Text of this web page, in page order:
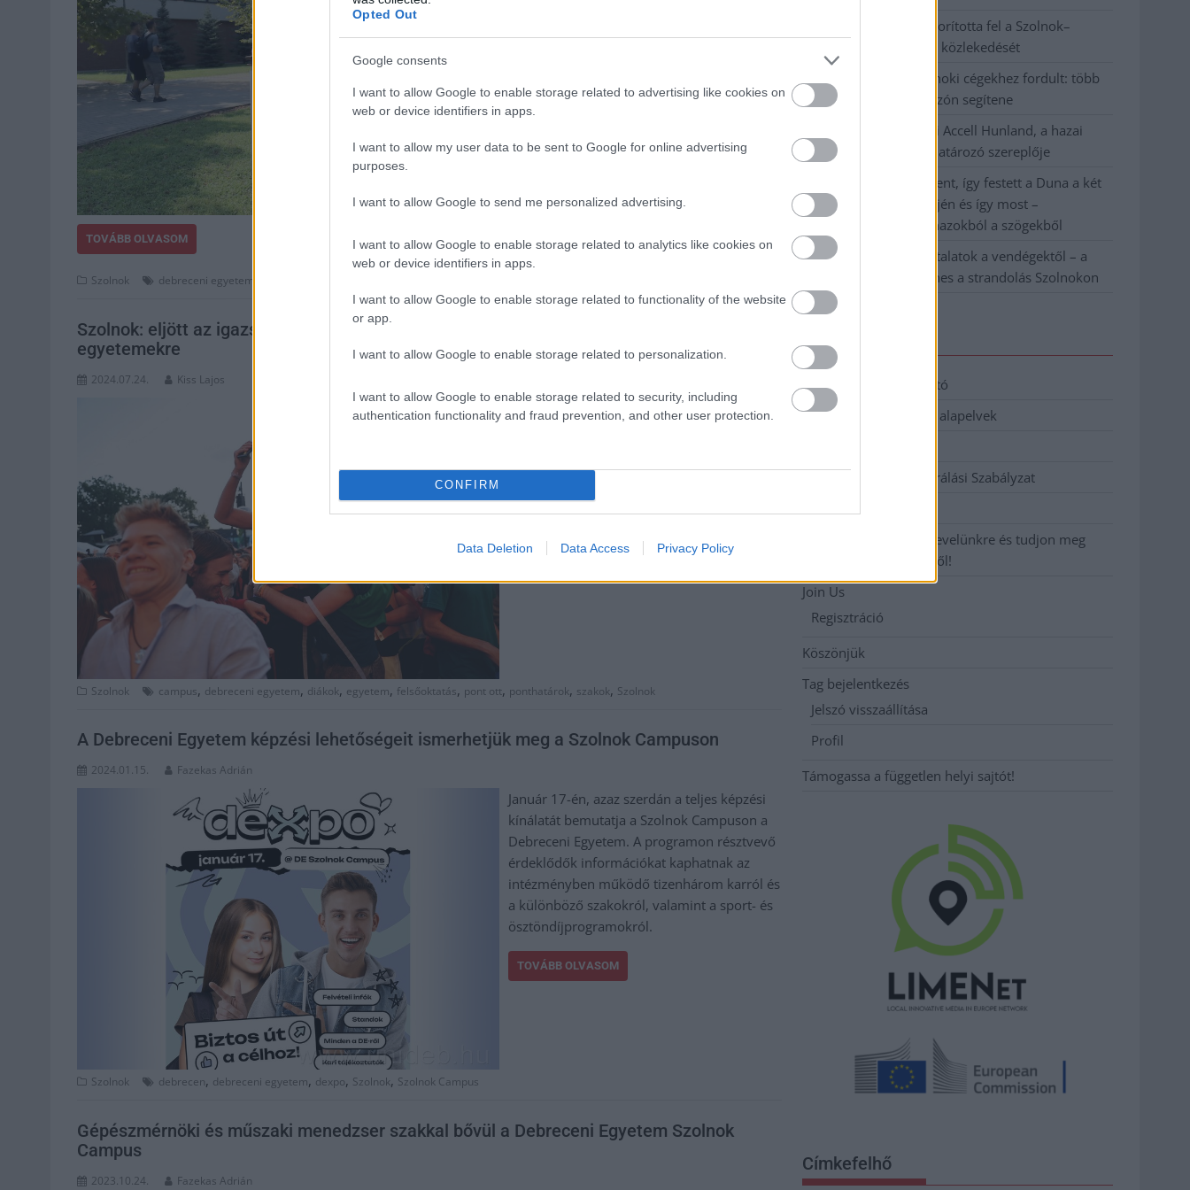
Opted Out
Google consents
I want to allow Google to enable storage related to advertising like cookies on
web or device identifiers in apps.
I want to allow my user data to be sent to Google for online advertising
purposes.
I want to allow Google to send me personalized advertising.
I want to allow Google to enable storage related to analytics like cookies on
web or device identifiers in apps.
I want to allow Google to enable storage related to functionality of the website
or app.
I want to allow Google to enable storage related to personalization.
I want to allow Google to enable storage related to security, including
authentication functionality and fraud prevention, and other user protection.
CONFIRM
Data Deletion Data Access Privacy Policy
mozgalmas, változatos, önállóan végezhető
munkát. Akikhez közel áll a családokkal,
foglalkozás, akik empatikusak, nyitottak az
ugyanakkor magabiztosak.”
TOVÁBB OLVASOM
Szolnok debreceni egyetem
Szolnok: eljött az igazság pillanata, ilyen pontszámokkal lehetett bekerülni idén az
egyetemekre
2024.07.24. Kiss Lajos
A Debreceni Egyetem egyes szakjaira is
már jelen a térképen.
TOVÁBB OLVASOM
Szolnok campus, debreceni egyetem, diákok, egyetem, felsőoktatás, pont ott, ponthatárok, szakok, Szolnok
A Debreceni Egyetem képzési lehetőségeit ismerhetjük meg a Szolnok Campuson
2024.01.15. Fazekas Adrián
Január 17-én, azaz szerdán a teljes képzési
kínálatát bemutatja a Szolnok Campuson a
Debreceni Egyetem. A programon résztvevő
érdeklődők információkat kaphatnak az
intézményben működő tizenhárom karról és
a különböző szakokról, valamint a sport- és
ösztöndíjprogramokról.
TOVÁBB OLVASOM
Szolnok debrecen, debreceni egyetem, dexpo, Szolnok, Szolnok Campus
Gépészmérnöki és műszaki menedzser szakkal bővül a Debreceni Egyetem Szolnok
Campus
2023.10.24. Fazekas Adrián
Váratlan fennakadás borította fel a Szolnok–
Kecskemét vasútvonal közlekedését
A polgármester a szolnoki cégekhez fordult: több
száz elbocsátott dolgozón segítene
Csődbe ment a tószegi Accell Hunland, a hazai
kerékpárgyártás meghatározó szereplője
Egyszer fent, egyszer lent, így festett a Duna a két
évvel ezelőtti árvíz idején és így most –
fotógyűjtemény ugyanazokból a szögekből
Ilyenek eddig a tapasztalatok a vendégektől – a
hőhullám miatt ingyenes a strandolás Szolnokon
Adatkezelési tájékoztató
Etikai és függetlenségi alapelvek
Hozzászólási és Moderálási Szabályzat
Iratkozzon fel heti hírlevelünkre és tudjon meg
még többet megyénkről!
Join Us
Regisztráció
Köszönjük
Tag bejelentkezés
Jelszó visszaállítása
Profil
Támogassa a független helyi sajtót!
Címkefelhő